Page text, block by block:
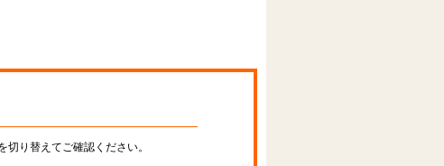
り替えてご確認ください。